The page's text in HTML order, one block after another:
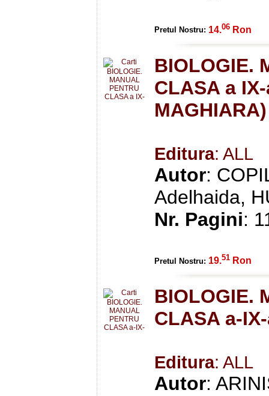
Pretul Nostru: 14.06 Ron
BIOLOGIE.
CLASA a
MAGHIARA)
Editura: ALL
Autor:
Adelhaida,
Nr. Pagini:
Pretul Nostru: 19.51 Ron
BIOLOGIE.
CLASA a-
Editura: ALL
Autor: